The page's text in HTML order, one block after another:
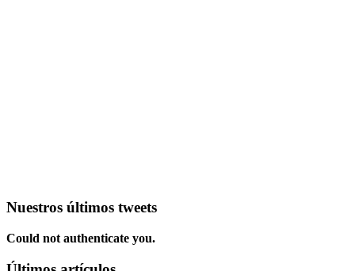
Nuestros últimos tweets
Could not authenticate you.